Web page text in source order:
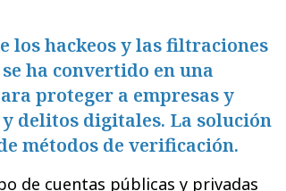
los hackeos y las filtraciones
ha convertido en una
proteger a empresas y
delitos digitales. La solución
métodos de verificación.
de cuentas públicas y privadas